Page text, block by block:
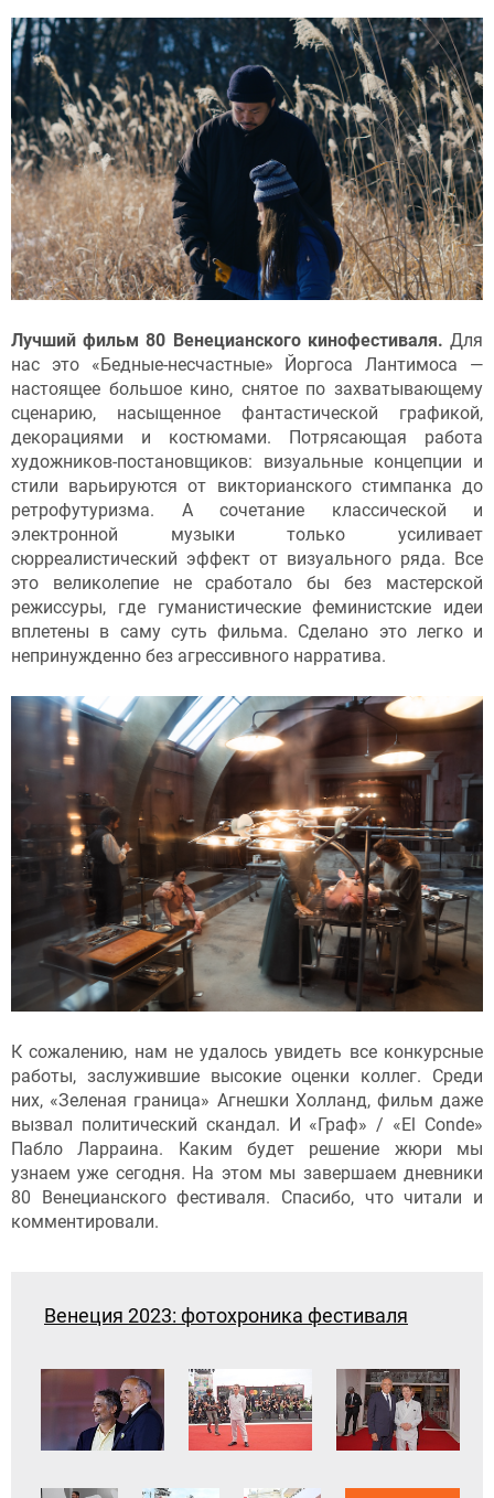
Лучший фильм 80 Венецианского кинофестиваля. Для
нас это «Бедные-несчастные» Йоргоса Лантимоса —
настоящее большое кино, снятое по захватывающему
сценарию, насыщенное фантастической графикой,
декорациями и костюмами. Потрясающая работа
художников-постановщиков: визуальные концепции и
стили варьируются от викторианского стимпанка до
ретрофутуризма. А сочетание классической и
электронной музыки только усиливает
сюрреалистический эффект от визуального ряда. Все
это великолепие не сработало бы без мастерской
режиссуры, где гуманистические феминистские идеи
вплетены в саму суть фильма. Сделано это легко и
непринужденно без агрессивного нарратива.
К сожалению, нам не удалось увидеть все конкурсные
работы, заслужившие высокие оценки коллег. Среди
них, «Зеленая граница» Агнешки Холланд, фильм даже
вызвал политический скандал. И «Граф» / «El Conde»
Пабло Ларраина. Каким будет решение жюри мы
узнаем уже сегодня. На этом мы завершаем дневники
80 Венецианского фестиваля. Спасибо, что читали и
комментировали.
Венеция 2023: фотохроника фестиваля